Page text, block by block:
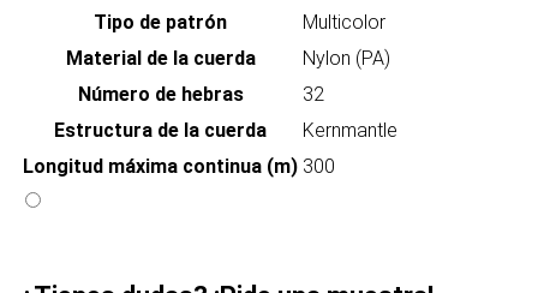
Tipo de patrón
Multicolor
Material de la cuerda
Nylon (PA)
Número de hebras
32
Estructura de la cuerda
Kernmantle
Longitud máxima continua (m) 300